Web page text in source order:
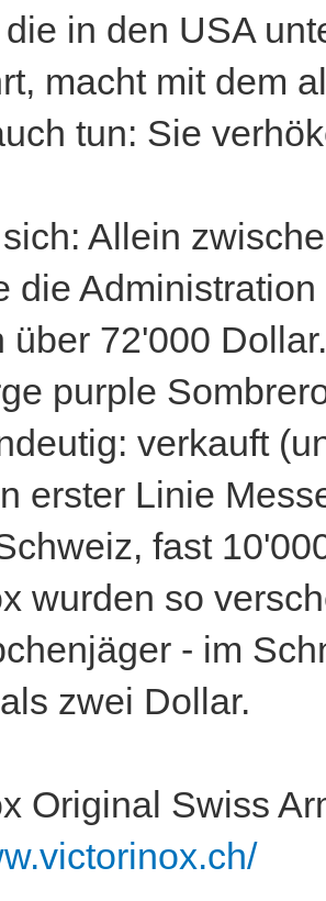
in den USA
macht mit dem
tun: Sie
Allein
die
über 72'000
purple
verkauft
erster Linie
fast
wurden so
- im
zwei Dollar.
Original Swiss